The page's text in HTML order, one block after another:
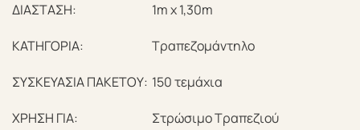
ΔΙΑΣΤΑΣΗ: 1m x 1,30m
ΚΑΤΗΓΟΡΙΑ: Τραπεζομάντηλο
ΣΥΣΚΕΥΑΣΙΑ ΠΑΚΕΤΟΥ: 150 τεμάχια
ΧΡΗΣΗ ΓΙΑ: Στρώσιμο Τραπεζιού